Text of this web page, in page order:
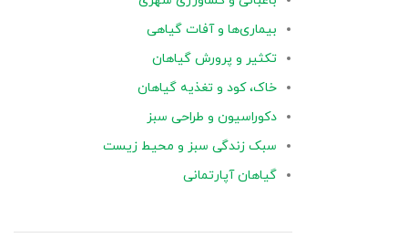
بیماری‌ها و آفات گیاهی
تکثیر و پرورش گیاهان
خاک، کود و تغذیه گیاهان
دکوراسیون و طراحی سبز
سبک زندگی سبز و محیط زیست
گیاهان آپارتمانی